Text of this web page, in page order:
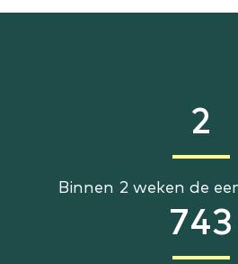
2
Binnen 2 weken de
743